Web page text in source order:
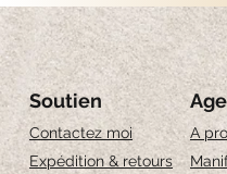
Longueur : 18 cm
Épaisseur du cordon : 0,5 cm
Soutien
Contactez moi
Expédition & retours
A